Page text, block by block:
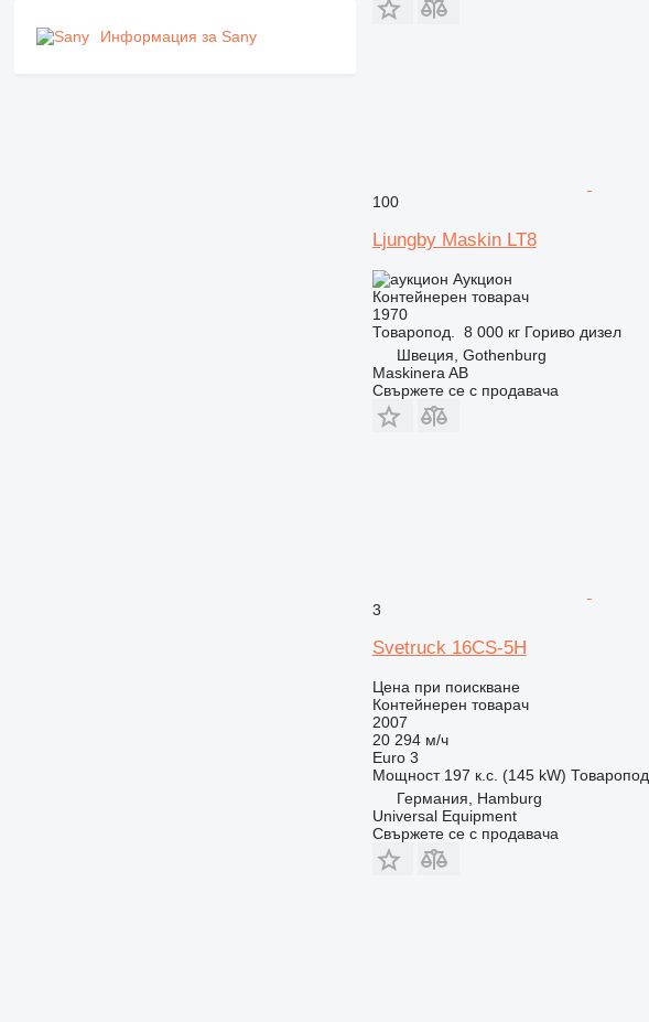
Информация за Sany
100
Ljungby Maskin LT8
Аукцион
Контейнерен товарач
1970
Товаропод.
8 000 кг Гориво дизел
Швеция, Gothenburg
Maskinera AB
Свържете се с продавача
3
Svetruck 16CS-5H
Цена при поискване
Контейнерен товарач
2007
20 294 м/ч
Euro 3
Мощност 197 к.с. (145 kW) Товаропод.
Германия, Hamburg
Universal Equipment
Свържете се с продавача